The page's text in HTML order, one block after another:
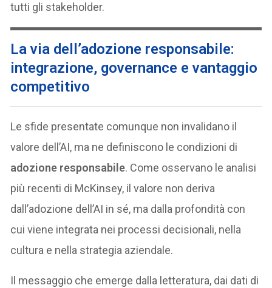
tutti gli stakeholder.
La via dell’adozione responsabile:
integrazione, governance e vantaggio
competitivo
Le sfide presentate comunque non invalidano il
valore dell’AI, ma ne definiscono le condizioni di
adozione responsabile. Come osservano le analisi
più recenti di McKinsey, il valore non deriva
dall’adozione dell’AI in sé, ma dalla profondità con
cui viene integrata nei processi decisionali, nella
cultura e nella strategia aziendale.
Il messaggio che emerge dalla letteratura, dai dati di